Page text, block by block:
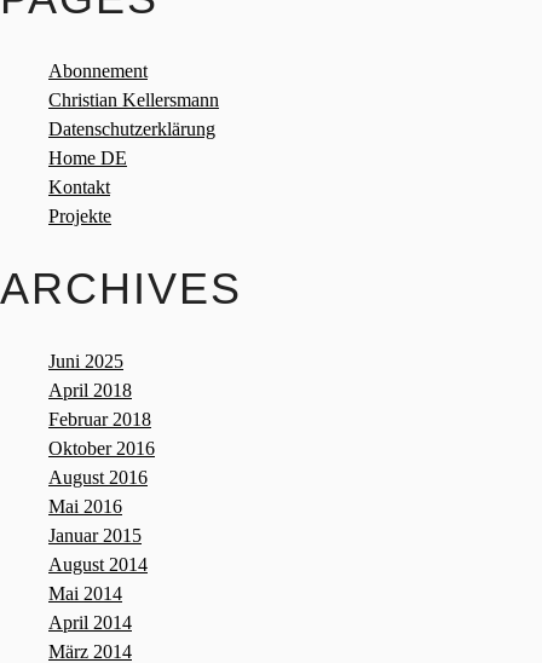
Abonnement
Christian Kellersmann
Datenschutzerklärung
Home DE
Kontakt
Projekte
ARCHIVES
Juni 2025
April 2018
Februar 2018
Oktober 2016
August 2016
Mai 2016
Januar 2015
August 2014
Mai 2014
April 2014
März 2014